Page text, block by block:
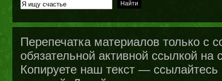
Перепечатка материалов только с
обязательной активной ссылкой на
Копируете наш текст —